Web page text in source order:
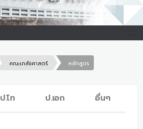
คณะเภสัชศาสตร์ หลักสูตร
ป.โท ป.เอก อื่นๆ